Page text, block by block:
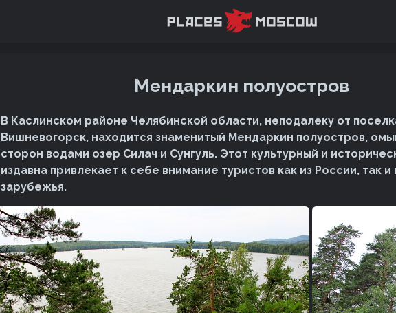
Мендаркин полуостров
В Каслинском районе Челябинской области, неподалеку от
Вишневогорск, находится знаменитый Мендаркин полуостров,
сторон водами озер Силач и Сунгуль. Этот культурный и
издавна привлекает к себе внимание туристов как из России, так
зарубежья.